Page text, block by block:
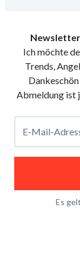
Newsletter
Ich möchte
Trends,
Abmeldung ist
E-Mail-
Es